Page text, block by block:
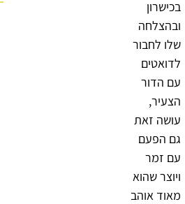
בכישרון
ובהצלחה
שלו לחבור
לדואטים
עם הדור
הצעיר,
עושה זאת
גם הפעם
עם זמר
ויוצר שהוא
מאוד אוהב